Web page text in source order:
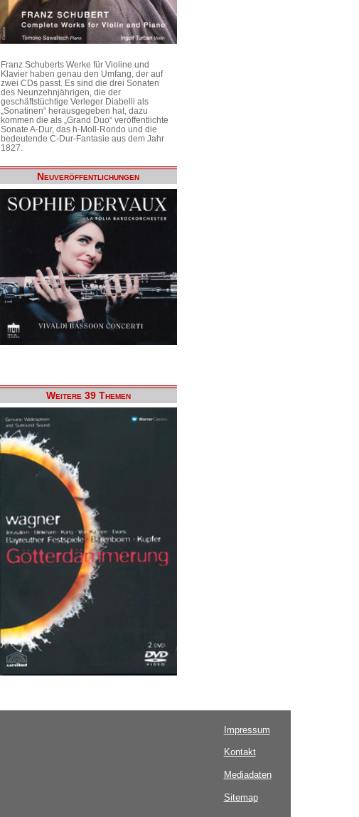
Franz Schuberts Werke für Violine und
Klavier haben genau den Umfang, der auf
zwei CDs passt. Es sind die drei Sonaten
des Neunzehnjährigen, die der
geschäftstüchtige Verleger Diabelli als
„Sonatinen“ herausgegeben hat, dazu
kommen die als „Grand Duo“ veröffentlichte
Sonate A-Dur, das h-Moll-Rondo und die
bedeutende C-Dur-Fantasie aus dem Jahr
1827.
Neuveröffentlichungen
Weitere 39 Themen
Impressum
Kontakt
Mediadaten
Sitemap